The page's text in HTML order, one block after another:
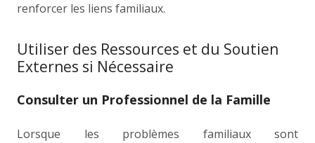
renforcer les liens familiaux.
Utiliser des Ressources et du Soutien
Externes si Nécessaire
Consulter un Professionnel de la Famille
Lorsque les problèmes familiaux sont